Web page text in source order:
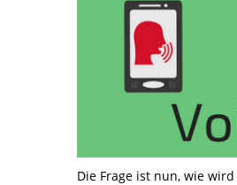
Die Frage ist nun, wie